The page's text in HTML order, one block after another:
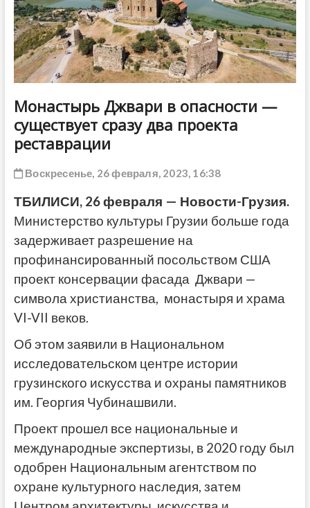
Монастырь Джвари в опасности —
существует сразу два проекта
реставрации
Воскресенье, 26 февраля, 2023, 16:38
ТБИЛИСИ, 26 февраля — Новости-Грузия.
Министерство культуры Грузии больше года
задерживает разрешение на
профинансированный посольством США
проект консервации фасада Джвари —
символа христианства, монастыря и храма
VI-VII веков.
Об этом заявили в Национальном
исследовательском центре истории
грузинского искусства и охраны памятников
им. Георгия Чубинашвили.
Проект прошел все национальные и
международные экспертизы, в 2020 году был
одобрен Национальным агентством по
охране культурного наследия, затем